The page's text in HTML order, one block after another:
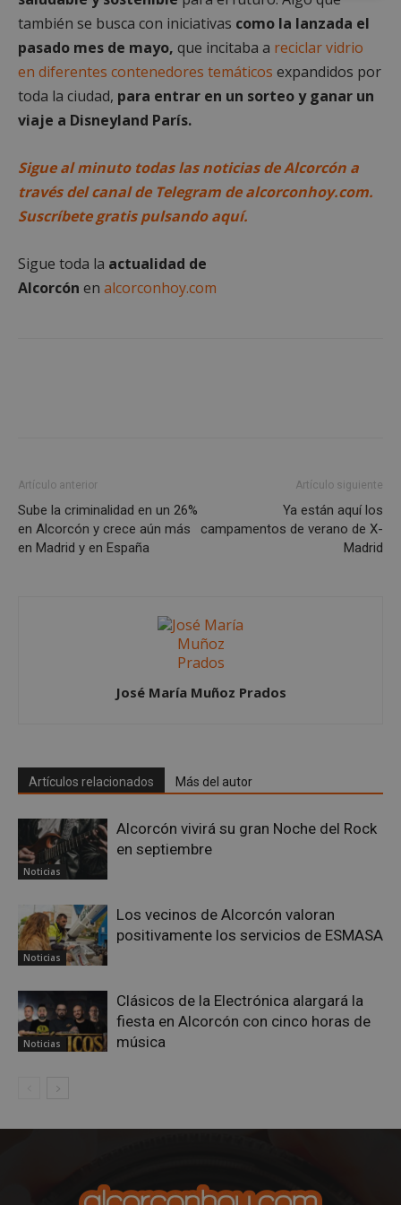
también se busca con iniciativas como la lanzada el
pasado mes de mayo, que incitaba a reciclar vidrio
en diferentes contenedores temáticos expandidos por
toda la ciudad, para entrar en un sorteo y ganar un
viaje a Disneyland París.
Sigue al minuto todas las noticias de Alcorcón a
través del canal de Telegram de alcorconhoy.com.
Suscríbete gratis pulsando aquí.
Sigue toda la actualidad de
Alcorcón en alcorconhoy.com
Artículo anterior
Sube la criminalidad en un 26%
en Alcorcón y crece aún más
en Madrid y en España
Artículo siguiente
Ya están aquí los
campamentos de verano de X-
Madrid
José María Muñoz Prados
Artículos relacionados Más del autor
Noticias
Alcorcón vivirá su gran Noche del Rock
en septiembre
Noticias
Los vecinos de Alcorcón valoran
positivamente los servicios de ESMASA
Noticias
Clásicos de la Electrónica alargará la
fiesta en Alcorcón con cinco horas de
música
estrictamente
necesarias
rendimiento
Cookies de
preferencias
Cookies de
funcionalidad
Cookies no clasificadas
El sitio web no se puede utilizar correctamente sin
Nombre
Proveedor/
Dominio
AWSALBCORS
Amazon.com
Inc.
Privacy Policy